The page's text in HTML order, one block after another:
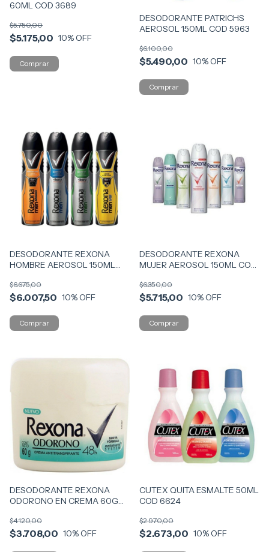
60ML COD 3689
$5.175,00
$5.750,00
10% OFF
DESODORANTE PATRICHS
AEROSOL 150ML COD 5963
$5.490,00
$6.100,00
10% OFF
DESODORANTE REXONA
HOMBRE AEROSOL 150ML
$6.007,50
$6.675,00
10% OFF
DESODORANTE REXONA
MUJER AEROSOL 150ML COD
$5.715,00
$6.350,00
10% OFF
DESODORANTE REXONA
ODORONO EN CREMA 60G
$3.708,00
$4.120,00
10% OFF
CUTEX QUITA ESMALTE 50ML
COD 6624
$2.673,00
$2.970,00
10% OFF